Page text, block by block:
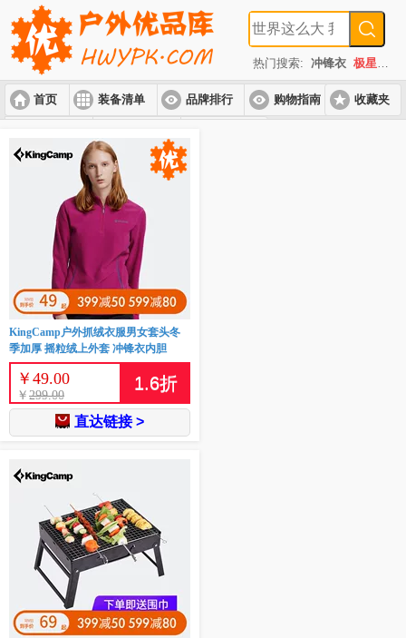
热门搜索: 冲锋衣 极星
首页 装备清单 品牌排行 购物指南 收藏夹
KingCamp户外抓绒衣服男女套头冬
季加厚 摇粒绒上外套 冲锋衣内胆
￥ 49.00
￥ 299.00
1.6折
直达链接 >